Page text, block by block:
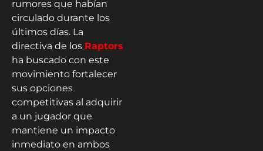
rumores que habían
circulado durante los
últimos días. La
directiva de los Raptors
ha buscado con este
movimiento fortalecer
sus opciones
competitivas al adquirir
a un jugador que
mantiene un impacto
inmediato en ambos